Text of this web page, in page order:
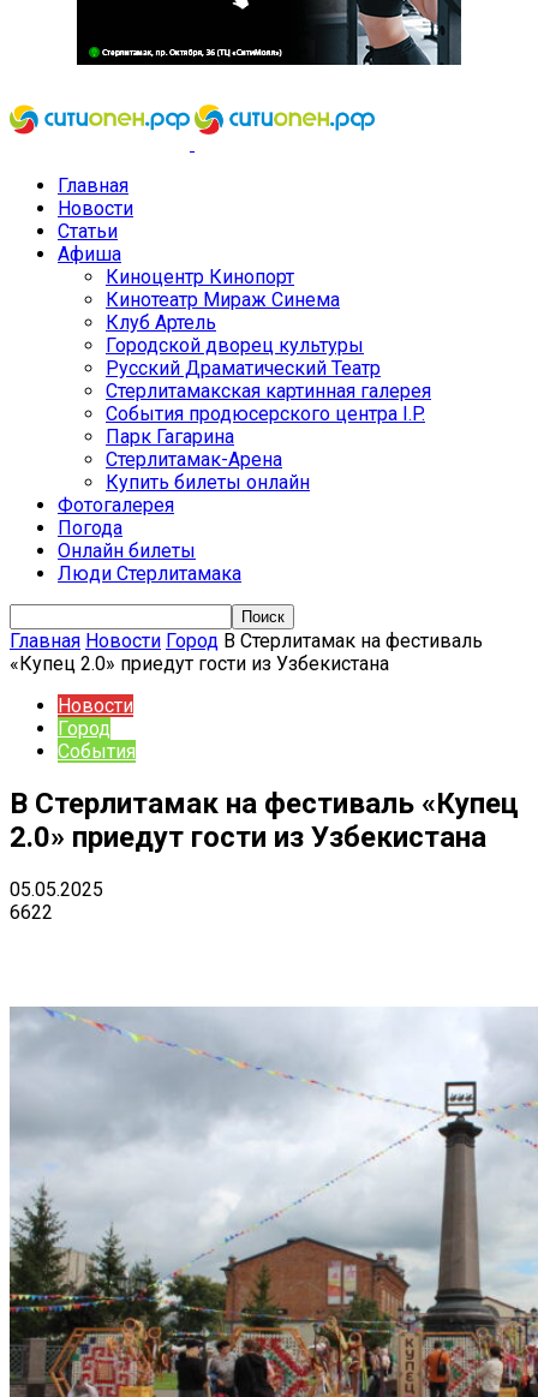
Главная
Новости
Статьи
Афиша
Киноцентр Кинопорт
Кинотеатр Мираж Синема
Клуб Артель
Городской дворец культуры
Русский Драматический Театр
Стерлитамакская картинная галерея
События продюсерского центра I.P.
Парк Гагарина
Стерлитамак-Арена
Купить билеты онлайн
Фотогалерея
Погода
Онлайн билеты
Люди Стерлитамака
Главная Новости Город В Стерлитамак на фестиваль
«Купец 2.0» приедут гости из Узбекистана
Новости
Город
События
В Стерлитамак на фестиваль «Купец
2.0» приедут гости из Узбекистана
05.05.2025
6622